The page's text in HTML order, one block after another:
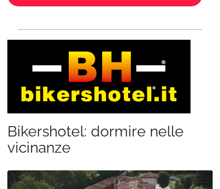
Bikershotel: dormire nelle
vicinanze